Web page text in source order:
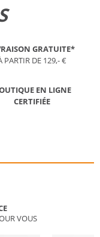
GRATUITE*
PARTIR DE 129,- €
EN LIGNE
CERTIFIÉE
VOUS